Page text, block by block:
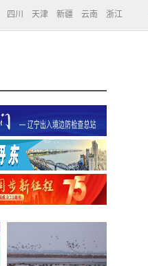
四川 天津 新疆 云南 浙江